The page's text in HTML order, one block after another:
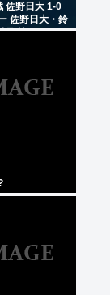
佐野日大 1-0
佐野日大・鈴
聖隷クリスト